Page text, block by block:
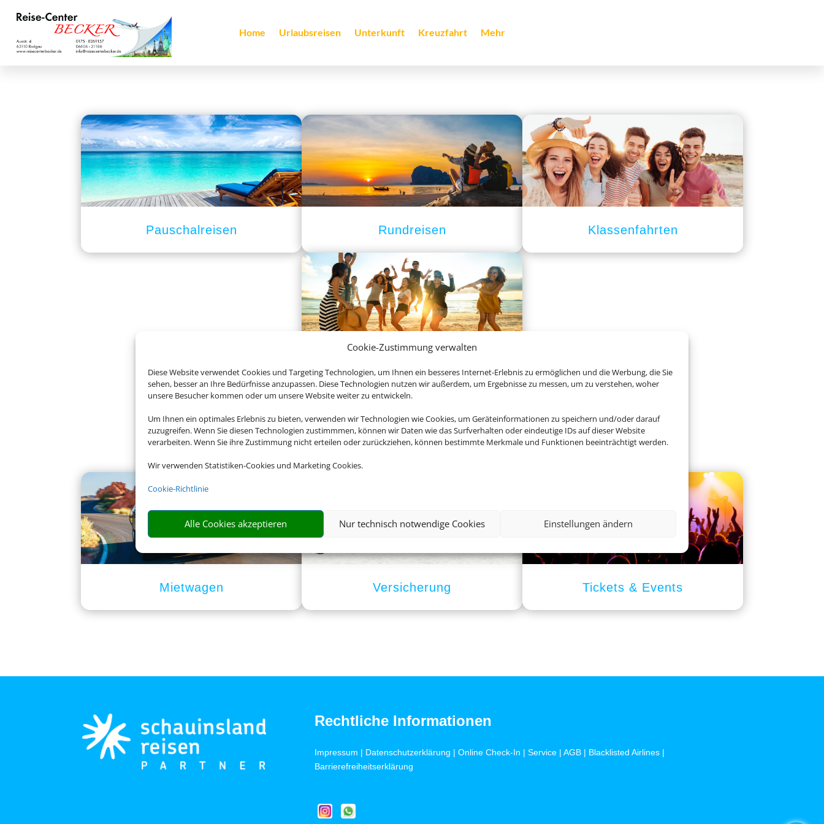
Cookie-Zustimmung verwalten
Diese Website verwendet Cookies und Targeting Technologien, um Ihnen ein besseres Internet-Erlebnis zu ermöglichen und die Werbung, die Sie
sehen, besser an Ihre Bedürfnisse anzupassen. Diese Technologien nutzen wir außerdem, um Ergebnisse zu messen, um zu verstehen, woher
unsere Besucher kommen oder um unsere Website weiter zu entwickeln.
Um Ihnen ein optimales Erlebnis zu bieten, verwenden wir Technologien wie Cookies, um Geräteinformationen zu speichern und/oder darauf
zuzugreifen. Wenn Sie diesen Technologien zustimmmen, können wir Daten wie das Surfverhalten oder eindeutige IDs auf dieser Website
verarbeiten. Wenn Sie ihre Zustimmung nicht erteilen oder zurückziehen, können bestimmte Merkmale und Funktionen beeinträchtigt werden.
Wir verwenden Statistiken-Cookies und Marketing Cookies.
Cookie-Richtlinie
Alle Cookies akzeptieren Nur technisch notwendige Cookies Einstellungen ändern
Home Urlaubsreisen Unterkunft Kreuzfahrt Mehr
Pauschalreisen Rundreisen Klassenfahrten
Gruppenreisen
Empfehlungen für Ihre Reise
Mietwagen Versicherung Tickets & Events
Rechtliche Informationen
Impressum | Datenschutzerklärung | Online Check-In | Service| AGB| Blacklisted Airlines|
Barrierefreiheitserklärung